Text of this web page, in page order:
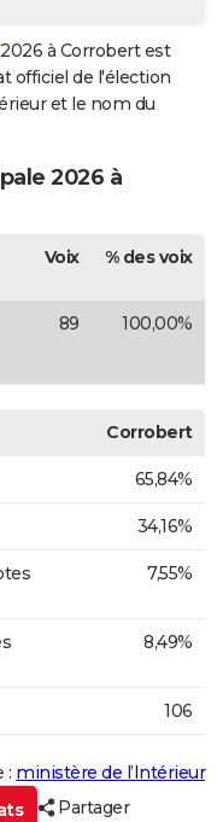
2026 à Corrobert est
officiel de l'élection
et le nom du
2026 à
Voix % des voix
89 100,00%
Corrobert
65,84%
34,16%
7,55%
8,49%
106
: ministère de l’Intérieur
Partager